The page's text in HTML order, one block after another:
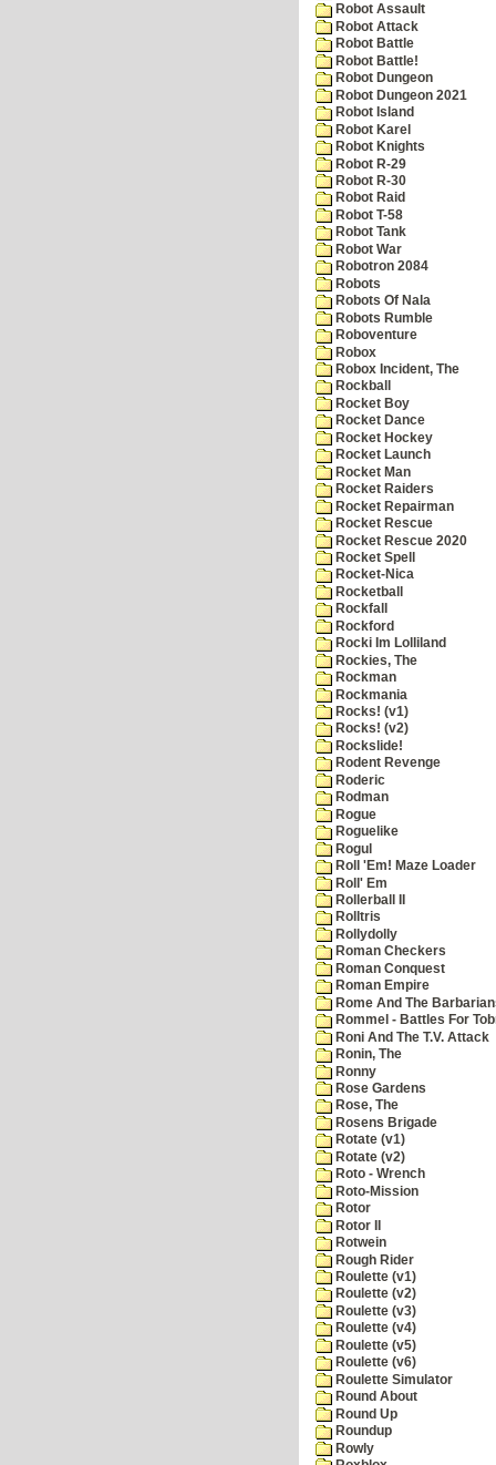
Robot Assault
Robot Attack
Robot Battle
Robot Battle!
Robot Dungeon
Robot Dungeon 2021
Robot Island
Robot Karel
Robot Knights
Robot R-29
Robot R-30
Robot Raid
Robot T-58
Robot Tank
Robot War
Robotron 2084
Robots
Robots Of Nala
Robots Rumble
Roboventure
Robox
Robox Incident, The
Rockball
Rocket Boy
Rocket Dance
Rocket Hockey
Rocket Launch
Rocket Man
Rocket Raiders
Rocket Repairman
Rocket Rescue
Rocket Rescue 2020
Rocket Spell
Rocket-Nica
Rocketball
Rockfall
Rockford
Rocki Im Lolliland
Rockies, The
Rockman
Rockmania
Rocks! (v1)
Rocks! (v2)
Rockslide!
Rodent Revenge
Roderic
Rodman
Rogue
Roguelike
Rogul
Roll 'Em! Maze Loader
Roll' Em
Rollerball II
Rolltris
Rollydolly
Roman Checkers
Roman Conquest
Roman Empire
Rome And The
Rommel - Battles For
Roni And The T.V. Attack
Ronin, The
Ronny
Rose Gardens
Rose, The
Rosens Brigade
Rotate (v1)
Rotate (v2)
Roto - Wrench
Roto-Mission
Rotor
Rotor II
Rotwein
Rough Rider
Roulette (v1)
Roulette (v2)
Roulette (v3)
Roulette (v4)
Roulette (v5)
Roulette (v6)
Roulette Simulator
Round About
Round Up
Roundup
Rowly